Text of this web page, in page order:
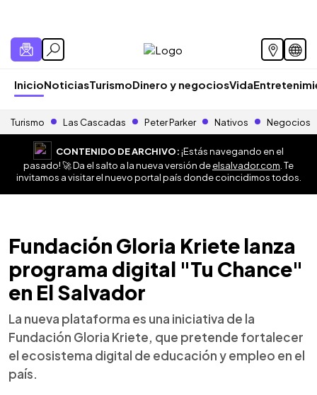
InicioNoticiasTurismoDinero y negociosVida
Turismo Las Cascadas Peter Parker Nativos Negocios
CONTENIDO DE ARCHIVO:¡Estás navegando en el
pasado! 🚀 Da el salto a la nueva versión deelsalvador.com . Te
invitamos a visitar el nuevo portal país donde coincidimos todos.
Fundación Gloria Kriete lanza
programa digital "Tu Chance"
en El Salvador
La nueva plataforma es una iniciativa de la
Fundación Gloria Kriete, que pretende fortalecer
el ecosistema digital de educación y empleo en el
país.